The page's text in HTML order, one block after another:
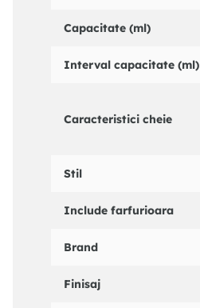
Capacitate (ml)
Interval capacitate (ml)
Caracteristici cheie
Stil
Include farfurioara
Brand
Finisaj